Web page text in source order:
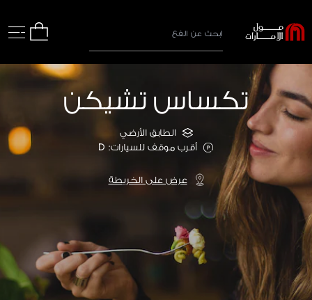
تكساس تشيكن
الطابق الأرضي
أقرب موقف للسيارات: D
عرض على الخريطة